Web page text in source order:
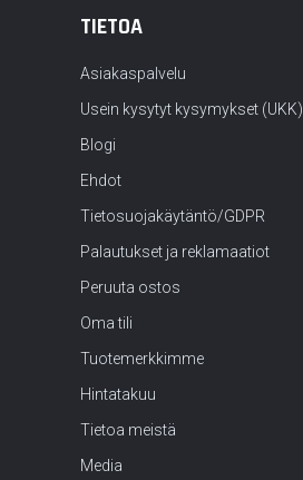
TIETOA
Asiakaspalvelu
Usein kysytyt kysymykset (UKK)
Blogi
Ehdot
Tietosuojakäytäntö/GDPR
Palautukset ja reklamaatiot
Peruuta ostos
Oma tili
Tuotemerkkimme
Hintatakuu
Tietoa meistä
Media